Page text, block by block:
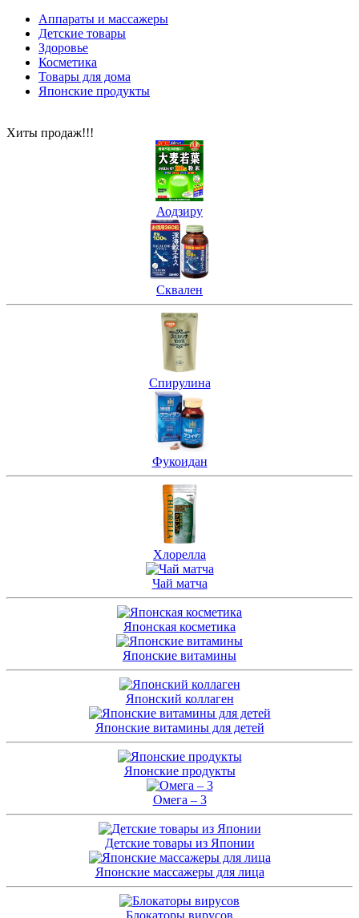
Аппараты и массажеры
Детские товары
Здоровье
Косметика
Товары для дома
Японские продукты
Хиты продаж!!!
Аодзиру
Сквален
Спирулина
Фукоидан
Хлорелла
Чай матча
Японская косметика
Японские витамины
Японский коллаген
Японские витамины для детей
Японские продукты
Омега – 3
Детские товары из Японии
Японские массажеры для лица